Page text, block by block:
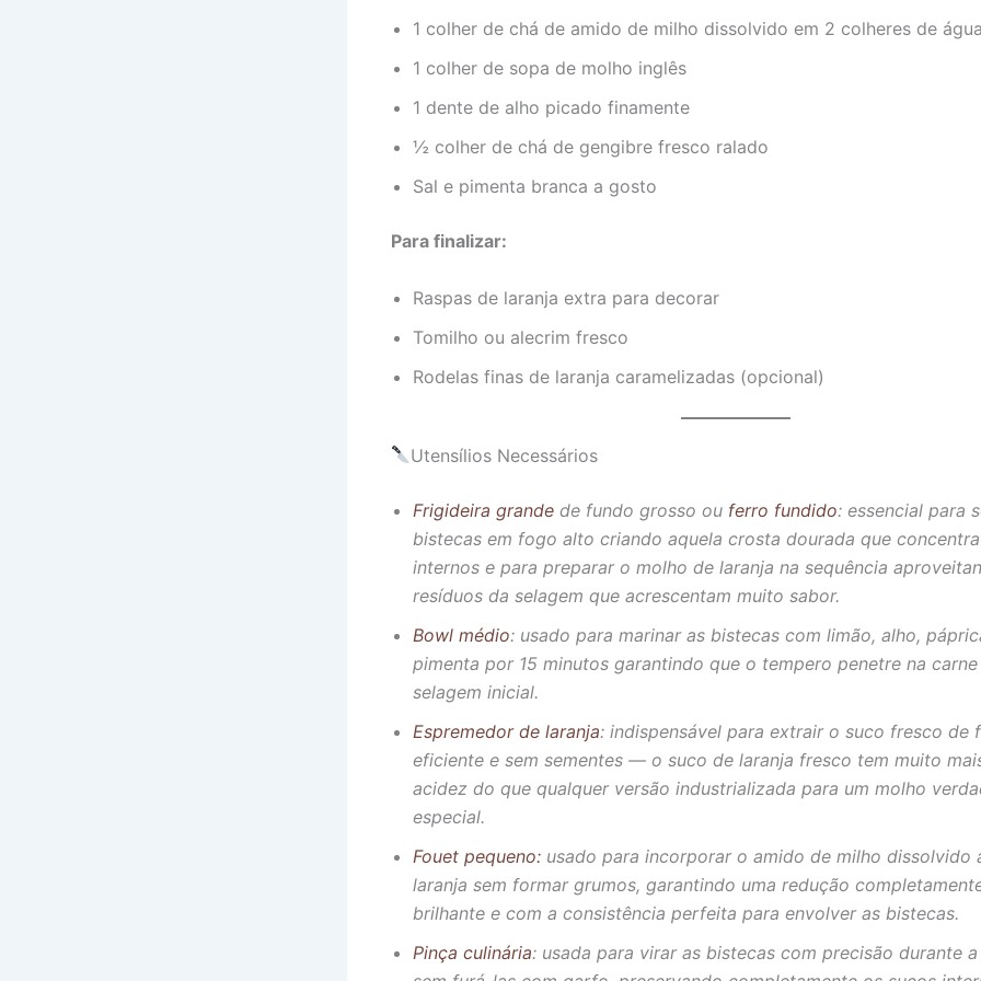
1 colher de chá de amido de milho dissolvido em 2 colheres de
1 colher de sopa de molho inglês
1 dente de alho picado finamente
½ colher de chá de gengibre fresco ralado
Sal e pimenta branca a gosto
Para finalizar:
Raspas de laranja extra para decorar
Tomilho ou alecrim fresco
Rodelas finas de laranja caramelizadas (opcional)
Utensílios Necessários
Frigideira grande de fundo grosso ou ferro fundido: essencial para
bistecas em fogo alto criando aquela crosta dourada que
internos e para preparar o molho de laranja na sequência
resíduos da selagem que acrescentam muito sabor.
Bowl médio: usado para marinar as bistecas com limão, alho,
pimenta por 15 minutos garantindo que o tempero penetre na
selagem inicial.
Espremedor de laranja: indispensável para extrair o suco fresco de
eficiente e sem sementes — o suco de laranja fresco tem muito
acidez do que qualquer versão industrializada para um molho
especial.
Fouet pequeno: usado para incorporar o amido de milho dissolvido
laranja sem formar grumos, garantindo uma redução
brilhante e com a consistência perfeita para envolver as bistecas.
Pinça culinária: usada para virar as bistecas com precisão durante